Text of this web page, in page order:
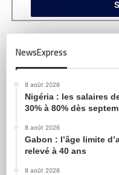
NewsExpress
8 août 2026
Nigéria : les salaires
30% à 80% dès
8 août 2026
Gabon : l’âge limite
relevé à 40 ans
8 août 2026